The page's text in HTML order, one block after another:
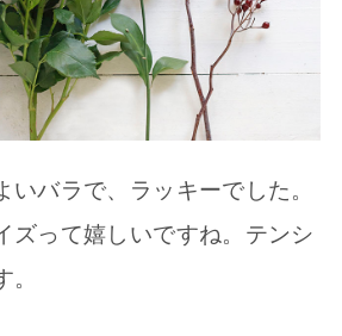
いバラで、ラッキーでした。
ズって嬉しいですね。テンシ